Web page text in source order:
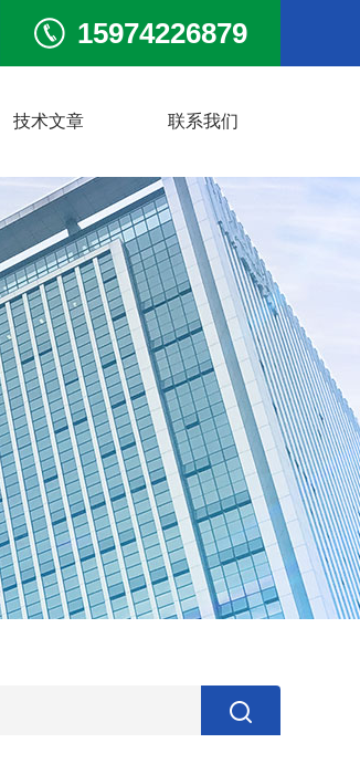
15974226879
技术文章 联系我们